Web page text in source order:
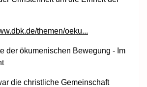
themen/oeku...
der ökumenischen Bewegung - Im
die christliche Gemeinschaft